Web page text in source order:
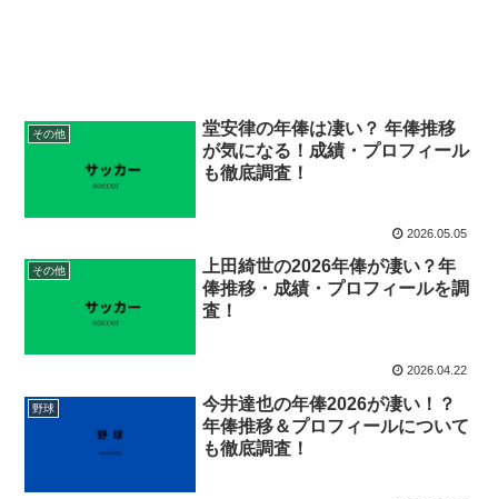
その他
堂安律の年俸は凄い？ 年俸推移
が気になる！成績・プロフィール
も徹底調査！
2026.05.05
その他
上田綺世の2026年俸が凄い？年
俸推移・成績・プロフィールを調
査！
2026.04.22
野球
今井達也の年俸2026が凄い！？
年俸推移＆プロフィールについて
も徹底調査！